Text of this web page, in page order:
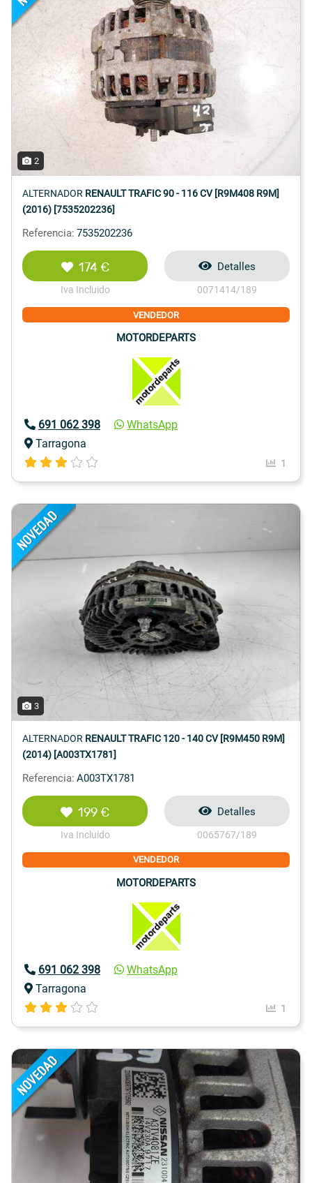
2
ALTERNADOR RENAULT TRAFIC 90 - 116 CV [R9M408 R9M]
(2016) [7535202236]
Referencia: 7535202236
174 €
Iva Incluido
Detalles
0071414/189
VENDEDOR
MOTORDEPARTS
691 062 398
WhatsApp
Tarragona
1
3
ALTERNADOR RENAULT TRAFIC 120 - 140 CV [R9M450 R9M]
(2014) [A003TX1781]
Referencia: A003TX1781
199 €
Iva Incluido
Detalles
0065767/189
VENDEDOR
MOTORDEPARTS
691 062 398
WhatsApp
Tarragona
1